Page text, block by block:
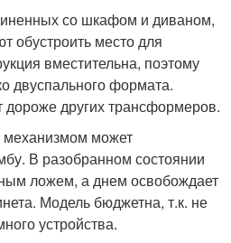
со шкафом и диваном,
обустроить место для
вместительна, поэтому
двуспального формата.
дороже других трансформеров.
механизмом может
В разобранном состоянии
ложем, а днем освобождает
Модель бюджетна, т.к. не
устройства.